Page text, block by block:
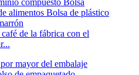
de la fábrica con el